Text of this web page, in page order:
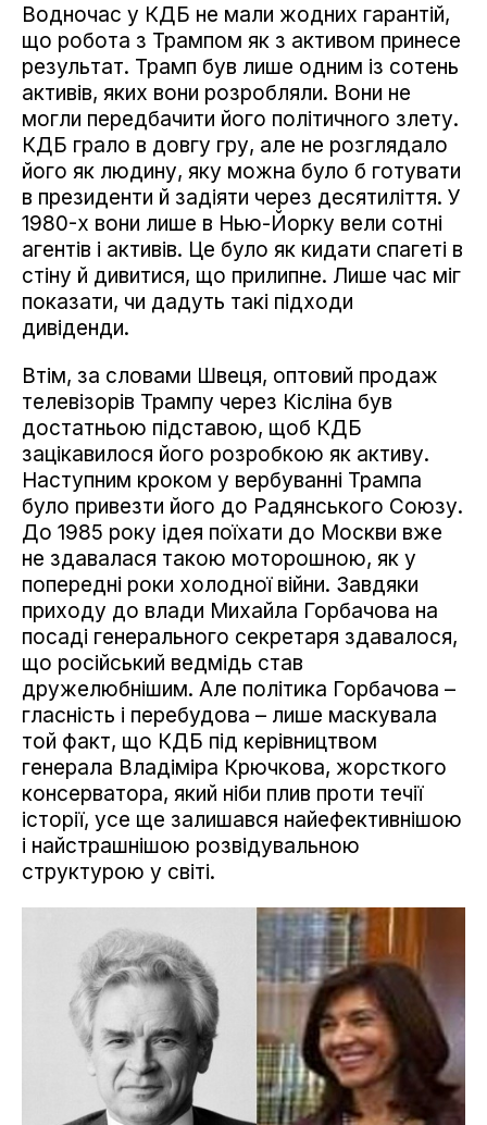
Водночас у КДБ не мали жодних гарантій,
що робота з Трампом як з активом принесе
результат. Трамп був лише одним із сотень
активів, яких вони розробляли. Вони не
могли передбачити його політичного злету.
КДБ грало в довгу гру, але не розглядало
його як людину, яку можна було б готувати
в президенти й задіяти через десятиліття. У
1980-х вони лише в Нью-Йорку вели сотні
агентів і активів. Це було як кидати спагеті в
стіну й дивитися, що прилипне. Лише час міг
показати, чи дадуть такі підходи
дивіденди.
Втім, за словами Швеця, оптовий продаж
телевізорів Трампу через Кісліна був
достатньою підставою, щоб КДБ
зацікавилося його розробкою як активу.
Наступним кроком у вербуванні Трампа
було привезти його до Радянського Союзу.
До 1985 року ідея поїхати до Москви вже
не здавалася такою моторошною, як у
попередні роки холодної війни. Завдяки
приходу до влади Михайла Горбачова на
посаді генерального секретаря здавалося,
що російський ведмідь став
дружелюбнішим. Але політика Горбачова –
гласність і перебудова – лише маскувала
той факт, що КДБ під керівництвом
генерала Владіміра Крючкова, жорсткого
консерватора, який ніби плив проти течії
історії, усе ще залишався найефективнішою
і найстрашнішою розвідувальною
структурою у світі.